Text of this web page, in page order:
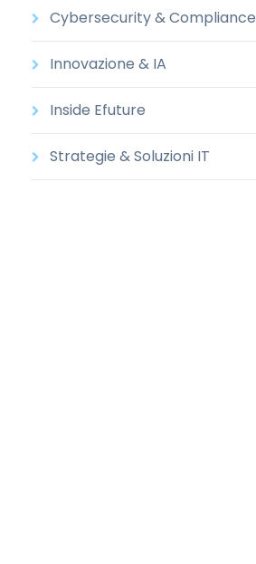
Cybersecurity & Compliance
Innovazione & IA
Inside Efuture
Strategie & Soluzioni IT